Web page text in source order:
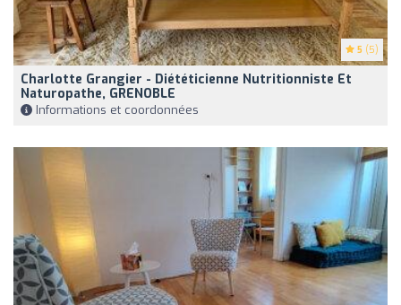
5 (5)
Charlotte Grangier - Diététicienne Nutritionniste Et
Naturopathe, GRENOBLE
Informations et coordonnées